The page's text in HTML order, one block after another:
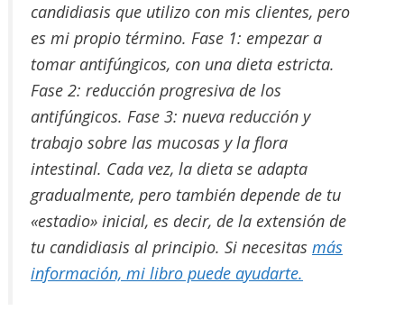
candidiasis que utilizo con mis clientes, pero
es mi propio término. Fase 1: empezar a
tomar antifúngicos, con una dieta estricta.
Fase 2: reducción progresiva de los
antifúngicos. Fase 3: nueva reducción y
trabajo sobre las mucosas y la flora
intestinal. Cada vez, la dieta se adapta
gradualmente, pero también depende de tu
«estadio» inicial, es decir, de la extensión de
tu candidiasis al principio. Si necesitas más
información, mi libro puede ayudarte.